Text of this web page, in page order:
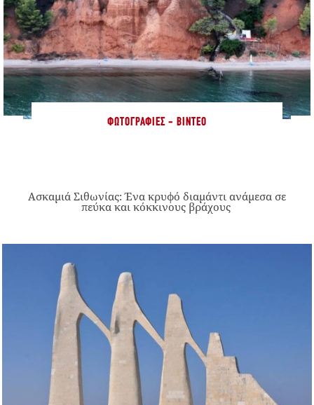
ΦΩΤΟΓΡΑΦΊΕΣ - ΒΊΝΤΕΟ
Ασκαμιά Σιθωνίας: Ένα κρυφό διαμάντι ανάμεσα σε
πεύκα και κόκκινους βράχους